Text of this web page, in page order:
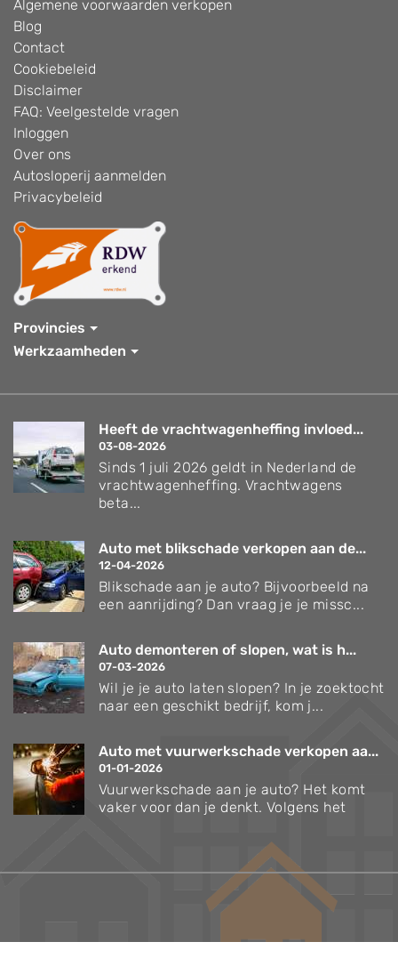
Algemene voorwaarden verkopen
Blog
Contact
Cookiebeleid
Disclaimer
FAQ: Veelgestelde vragen
Inloggen
Over ons
Autosloperij aanmelden
Privacybeleid
Provincies
Werkzaamheden
Heeft de vrachtwagenheffing invloed...
03-08-2026
Sinds 1 juli 2026 geldt in Nederland de
vrachtwagenheffing. Vrachtwagens
beta...
Auto met blikschade verkopen aan de...
12-04-2026
Blikschade aan je auto? Bijvoorbeeld na
een aanrijding? Dan vraag je je missc...
Auto demonteren of slopen, wat is h...
07-03-2026
Wil je je auto laten slopen? In je zoektocht
naar een geschikt bedrijf, kom j...
Auto met vuurwerkschade verkopen aa...
01-01-2026
Vuurwerkschade aan je auto? Het komt
vaker voor dan je denkt. Volgens het